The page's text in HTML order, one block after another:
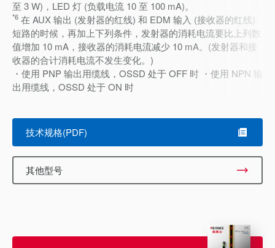
至 3 W)，LED 灯 (负载电流 10 至 100 mA)。
*6 在 AUX 输出 (发射器的红线) 和 EDM 输入 (接收器的红线)
短路的时候，再加上下列条件，发射器的消耗电流要比上列数
值增加 10 mA，接收器的消耗电流减少 10 mA。(发射器和接
收器的合计消耗电流不发生变化。)
・使用 PNP 输出用缆线，OSSD 处于 OFF 时 ・使用 NPN 输
出用缆线，OSSD 处于 ON 时
技术规格(PDF)
其他型号